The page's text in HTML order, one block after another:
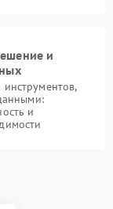
и
и